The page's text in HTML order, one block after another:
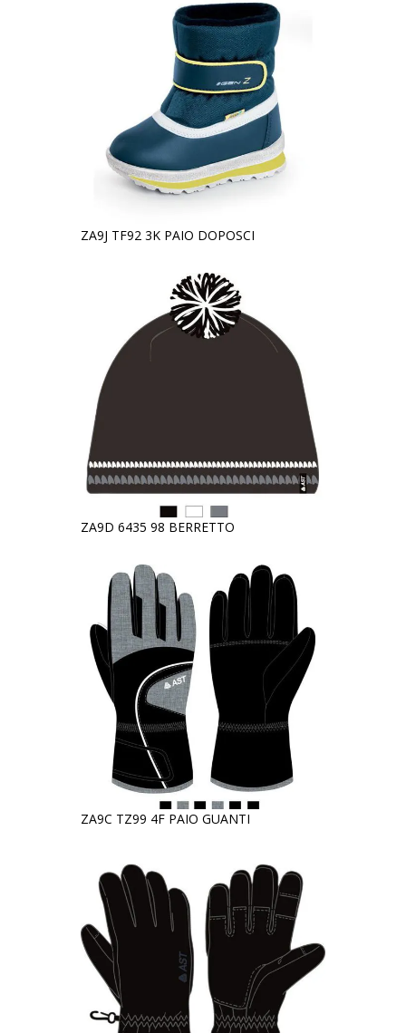
ZA9J TF92 3K PAIO DOPOSCI
ZA9D 6435 98 BERRETTO
ZA9C TZ99 4F PAIO GUANTI